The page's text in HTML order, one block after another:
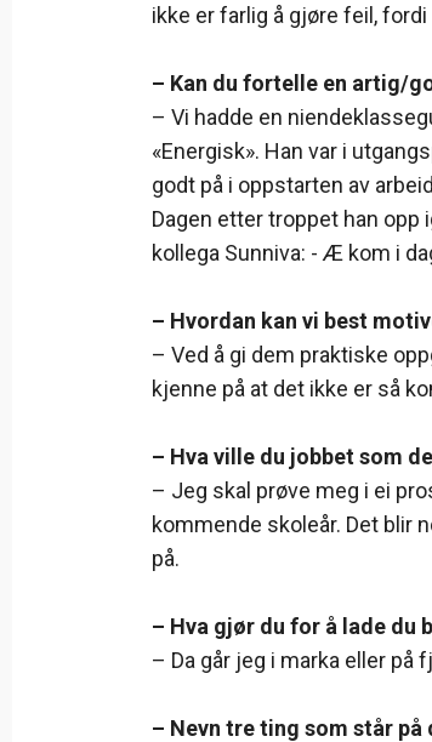
ikke er farlig å gjøre feil,
– Kan du fortelle en artig/
– Vi hadde en
«Energisk». Han var i
godt på i oppstarten av
Dagen etter troppet han opp
kollega Sunniva: - Æ kom i
– Hvordan kan vi best
– Ved å gi dem praktiske
kjenne på at det ikke er så
– Hva ville du jobbet som
– Jeg skal prøve meg i ei
kommende skoleår. Det blir
på.
– Hva gjør du for å lade du
– Da går jeg i marka eller på
– Nevn tre ting som står